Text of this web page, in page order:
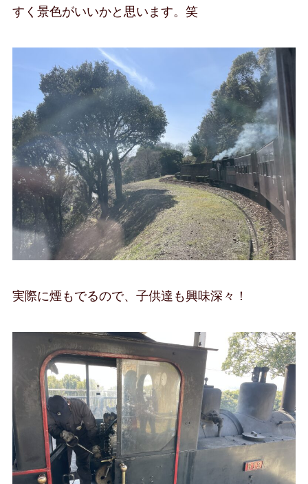
すく景色がいいかと思います。笑
実際に煙もでるので、子供達も興味深々！